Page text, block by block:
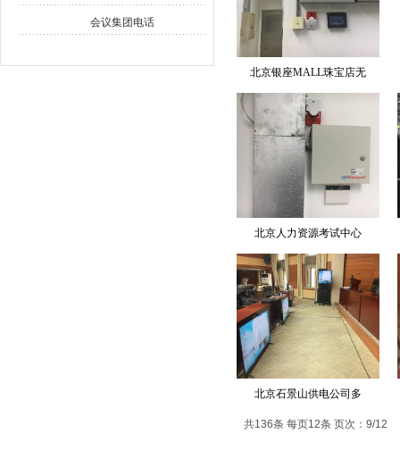
会议集团电话
北京银座MALL珠宝店无
北京人力资源考试中心
北京石景山供电公司多
共136条 每页12条 页次：9/12